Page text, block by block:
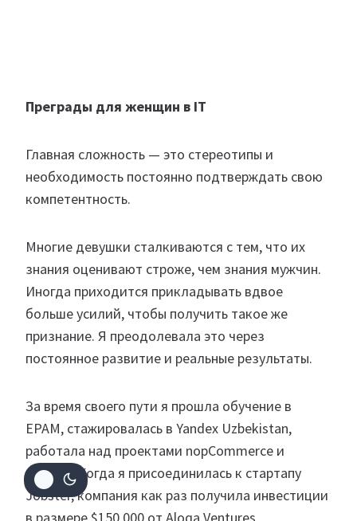
Преграды для женщин в IT
Главная сложность — это стереотипы и
необходимость постоянно подтверждать свою
компетентность.
Многие девушки сталкиваются с тем, что их
знания оценивают строже, чем знания мужчин.
Иногда приходится прикладывать вдвое
больше усилий, чтобы получить такое же
признание. Я преодолевала это через
постоянное развитие и реальные результаты.
За время своего пути я прошла обучение в
EPAM, стажировалась в Yandex Uzbekistan,
работала над проектами nopCommerce и
Jobster. Когда я присоединилась к стартапу
Jobster, компания как раз получила инвестиции